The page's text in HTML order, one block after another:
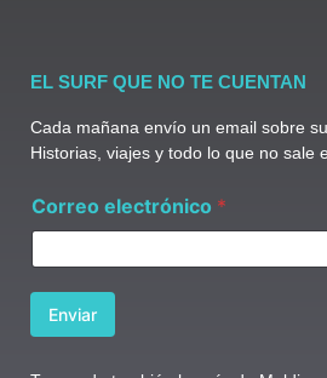
EL SURF QUE NO TE CUENTAN
Cada mañana envío un email sobre
Historias, viajes y todo lo que no sale
l
e
r
i
Correo electrónico *
Enviar